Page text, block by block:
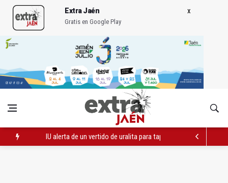
Extra Jaén
Gratis en Google Play
IU alerta de un vertido de uralita para tapar baches en un